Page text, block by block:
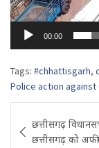
00:00
Tags: #chhattisgarh,
Police action against
Post
navigation
छत्तीसगढ़
छत्तीसगढ़ को